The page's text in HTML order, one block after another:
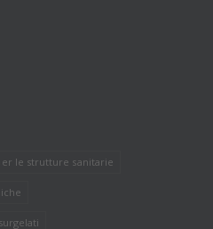
le strutture sanitarie